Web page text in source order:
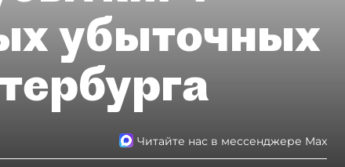
убыточных
Читайте нас в мессенджере Max